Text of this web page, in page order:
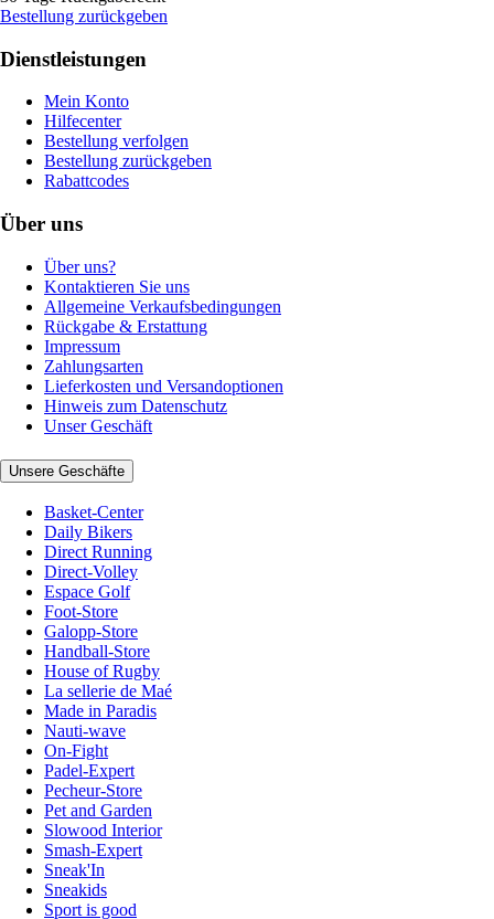
Bestellung zurückgeben
Dienstleistungen
Mein Konto
Hilfecenter
Bestellung verfolgen
Bestellung zurückgeben
Rabattcodes
Über uns
Über uns?
Kontaktieren Sie uns
Allgemeine Verkaufsbedingungen
Rückgabe & Erstattung
Impressum
Zahlungsarten
Lieferkosten und Versandoptionen
Hinweis zum Datenschutz
Unser Geschäft
Unsere Geschäfte
Basket-Center
Daily Bikers
Direct Running
Direct-Volley
Espace Golf
Foot-Store
Galopp-Store
Handball-Store
House of Rugby
La sellerie de Maé
Made in Paradis
Nauti-wave
On-Fight
Padel-Expert
Pecheur-Store
Pet and Garden
Slowood Interior
Smash-Expert
Sneak'In
Sneakids
Sport is good